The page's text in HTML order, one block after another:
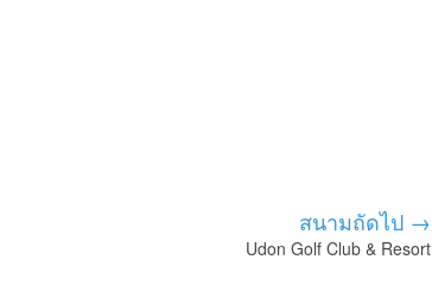
สนามถัดไป →
Udon Golf Club & Resort